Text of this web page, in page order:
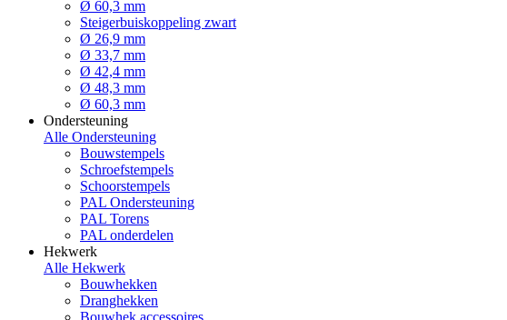
Ø 60,3 mm
Steigerbuiskoppeling zwart
Ø 26,9 mm
Ø 33,7 mm
Ø 42,4 mm
Ø 48,3 mm
Ø 60,3 mm
Ondersteuning
Alle Ondersteuning
Bouwstempels
Schroefstempels
Schoorstempels
PAL Ondersteuning
PAL Torens
PAL onderdelen
Hekwerk
Alle Hekwerk
Bouwhekken
Dranghekken
Bouwhek accessoires